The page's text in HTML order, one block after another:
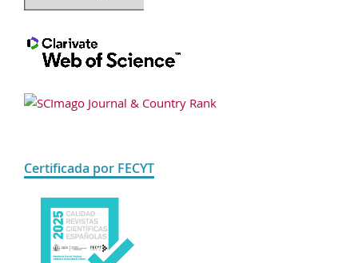
Certificada por FECYT